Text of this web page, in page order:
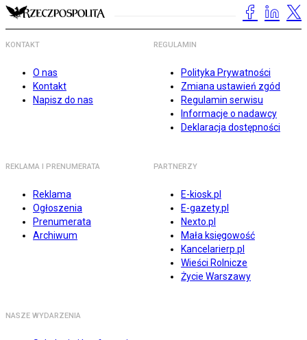
KONTAKT
O nas
Kontakt
Napisz do nas
REGULAMIN
Polityka Prywatności
Zmiana ustawień zgód
Regulamin serwisu
Informacje o nadawcy
Deklaracja dostępności
REKLAMA I PRENUMERATA
Reklama
Ogłoszenia
Prenumerata
Archiwum
PARTNERZY
E-kiosk.pl
E-gazety.pl
Nexto.pl
Mała księgowość
Kancelarierp.pl
Wieści Rolnicze
Życie Warszawy
NASZE WYDARZENIA